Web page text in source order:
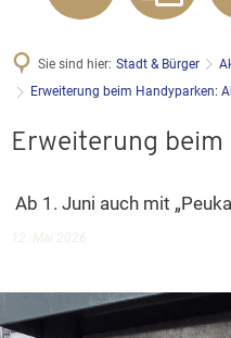
Sie sind hier: Stadt & Bürger
Erweiterung beim Handyparken:
Erweiterung beim
Ab 1. Juni auch mit
12. Mai 2026